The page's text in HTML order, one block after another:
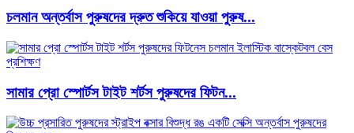
চলমান অন্তর্বাস পুরুষদের দ্রুত শুকিয়ে যাওয়া পুরুষ...
সামার প্রো স্পোর্টস টাইট শর্টস পুরুষদের ফিটন...